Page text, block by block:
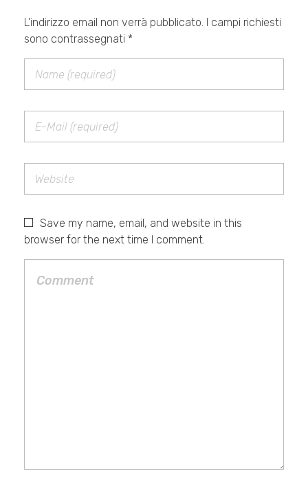
L'indirizzo email non verrà pubblicato. I campi richiesti
sono contrassegnati *
Save my name, email, and website in this
browser for the next time I comment.